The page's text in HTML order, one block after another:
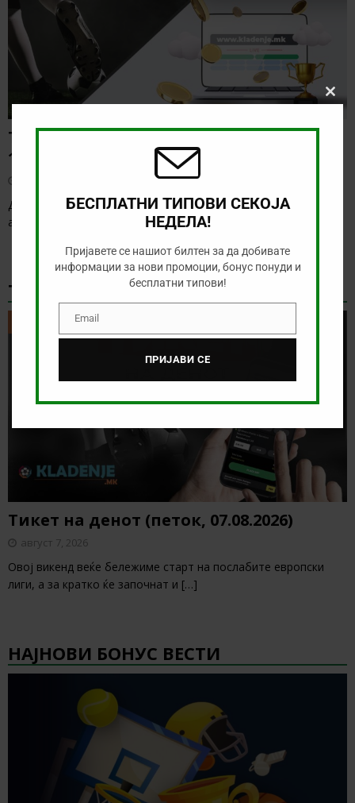
ТИП НА ДЕНОТ (07.08.2026,
19:00) САНДЕФЈОРД – КФУМ
Денес нема солидна понуда за обложување, а ние ќе го
анализираме дуелот од норвешката лига
ТИКЕТ НА ДЕНОТ
ТИКЕТ НА ДЕНОТ
Тикет на денот (петок, 07.08.2026)
август 7, 2026
Овој викенд веќе бележиме старт на послабите европски
лиги, а за кратко ќе започнат и […]
НАЈНОВИ БОНУС ВЕСТИ
Close
БЕСПЛАТНИ ТИПОВИ СЕКОЈА
НЕДЕЛА!
Пријавете се нашиот билтен за да добивате
информации за нови промоции, бонус понуди и
бесплатни типови!
EmailEmail
ПРИЈАВИ СЕ